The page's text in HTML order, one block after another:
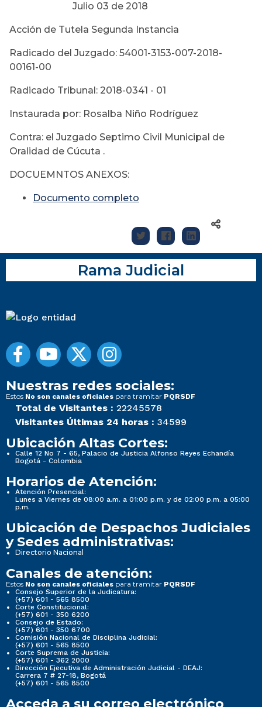
Julio 03 de 2018
Acción de Tutela Segunda Instancia
Radicado del Juzgado: 54001-3153-007-2018-
00161-00
Radicado Tribunal: 2018-0341 - 01
Instaurada por: Rosalba Niño Rodríguez
Contra: el Juzgado Septimo Civil Municipal de
Oralidad de Cúcuta .
DOCUEMNTOS ANEXOS:
Documento completo
Rama Judicial
Nuestras redes sociales:
Estos No son canales oficiales para tramitar PQRSDF
Total de Visitantes : 22245578
Visitantes Últimas 24 horas : 34599
Ubicación Altas Cortes:
Calle 12 No 7 - 65, Palacio de Justicia Alfonso Reyes Echandía
Bogotá - Colombia
Horarios de Atención:
Atención Presencial:
Lunes a Viernes de 08:00 a.m. a 01:00 p.m. y de 02:00 p.m. a 05:00
p.m.
Ubicación de Despachos Judiciales
y Sedes administrativas:
Directorio Nacional
Canales de atención:
Estos No son canales oficiales para tramitar PQRSDF
Consejo Superior de la Judicatura:
(+57) 601 - 565 8500
Corte Constitucional:
(+57) 601 - 350 6200
Consejo de Estado:
(+57) 601 - 350 6700
Comisión Nacional de Disciplina Judicial:
(+57) 601 - 565 8500
Corte Suprema de Justicia:
(+57) 601 - 362 2000
Dirección Ejecutiva de Administración Judicial - DEAJ:
Carrera 7 # 27-18, Bogotá
(+57) 601 - 565 8500
Acceda a su correo electrónico